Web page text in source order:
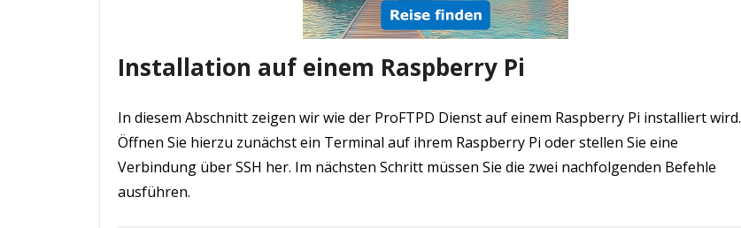
Installation auf einem Raspberry Pi
In diesem Abschnitt zeigen wir wie der ProFTPD Dienst auf einem Raspberry Pi installiert wird.
Öffnen Sie hierzu zunächst ein Terminal auf ihrem Raspberry Pi oder stellen Sie eine
Verbindung über SSH her. Im nächsten Schritt müssen Sie die zwei nachfolgenden Befehle
ausführen.